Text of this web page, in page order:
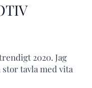
2020. Jag
tavla med vita